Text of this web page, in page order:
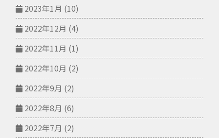
2023年1月 (10)
2022年12月 (4)
2022年11月 (1)
2022年10月 (2)
2022年9月 (2)
2022年8月 (6)
2022年7月 (2)